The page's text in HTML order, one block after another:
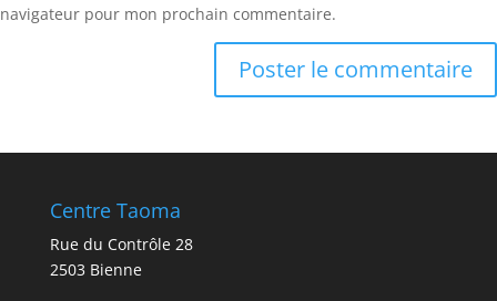
navigateur pour mon prochain commentaire.
Centre Taoma
Rue du Contrôle 28
2503 Bienne